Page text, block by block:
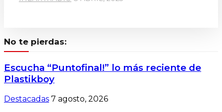
No te pierdas:
Escucha “Puntofinal!” lo más reciente de
Plastikboy
Destacadas 7 agosto, 2026